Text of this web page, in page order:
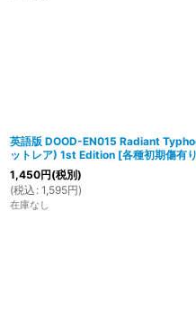
英語版 DOOD-EN015 Radiant
ットレア) 1st Edition [各種初期傷有り
1,450円(税別)
(税込 : 1,595円)
在庫なし